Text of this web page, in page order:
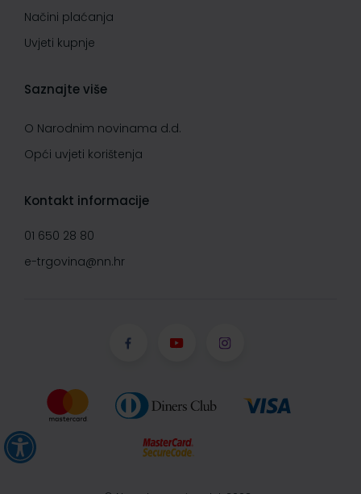
Načini plaćanja
Uvjeti kupnje
Saznajte više
O Narodnim novinama d.d.
Opći uvjeti korištenja
Kontakt informacije
01 650 28 80
e-trgovina@nn.hr